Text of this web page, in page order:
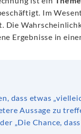
Im
Ergebnisse in
dass etwas
Aussage zu
„Die Chance,